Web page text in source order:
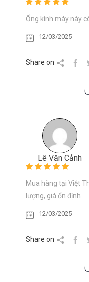
Ống kính máy này
12/03/2025
Share on
Lê Văn Cảnh
Mua hàng tại Việt
lượng, giá ổn định
12/03/2025
Share on